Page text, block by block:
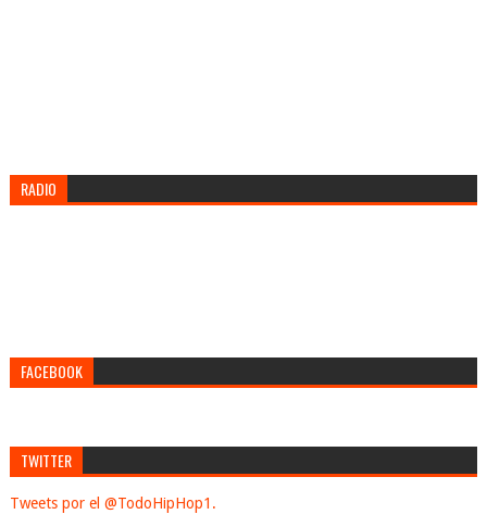
RADIO
FACEBOOK
TWITTER
Tweets por el @TodoHipHop1.